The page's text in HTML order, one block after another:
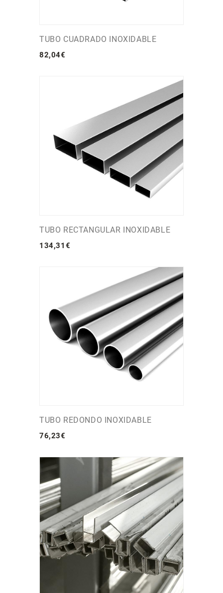
TUBO CUADRADO INOXIDABLE
82,04€
TUBO RECTANGULAR INOXIDABLE
134,31 €
TUBO REDONDO INOXIDABLE
76,23€